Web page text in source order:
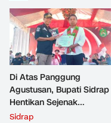
Di Atas Panggung
Agustusan, Bupati Sidrap
Hentikan Sejenak
Karnaval: Ridwan
Sidrap